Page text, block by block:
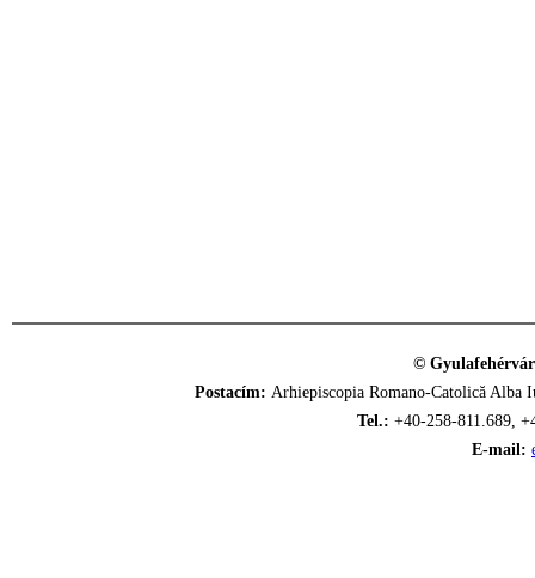
©
Postacím: Arhiepiscopia Romano-Catolică
Tel.: +40-258-811.689,
E-mail: